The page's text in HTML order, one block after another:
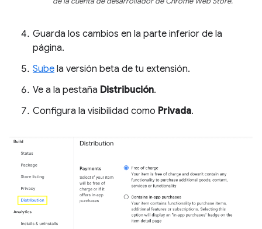
Guarda los cambios en la parte inferior de la
página.
Sube la versión beta de tu extensión.
Ve a la pestaña Distribución.
Configura la visibilidad como Privada.